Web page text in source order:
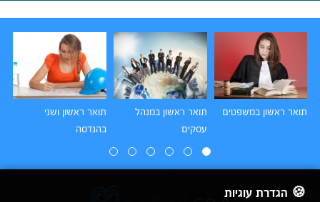
תואר ראשון במשפטים
תואר ראשון במנהל
עסקים
תואר ראשון ושני
בהנדסה
🍪 הגדרת עוגיות